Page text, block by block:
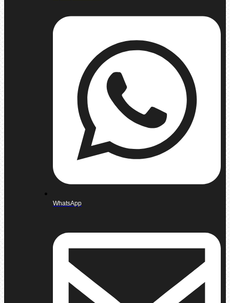
WhatsApp